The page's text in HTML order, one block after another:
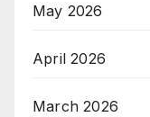
May 2026
April 2026
March 2026